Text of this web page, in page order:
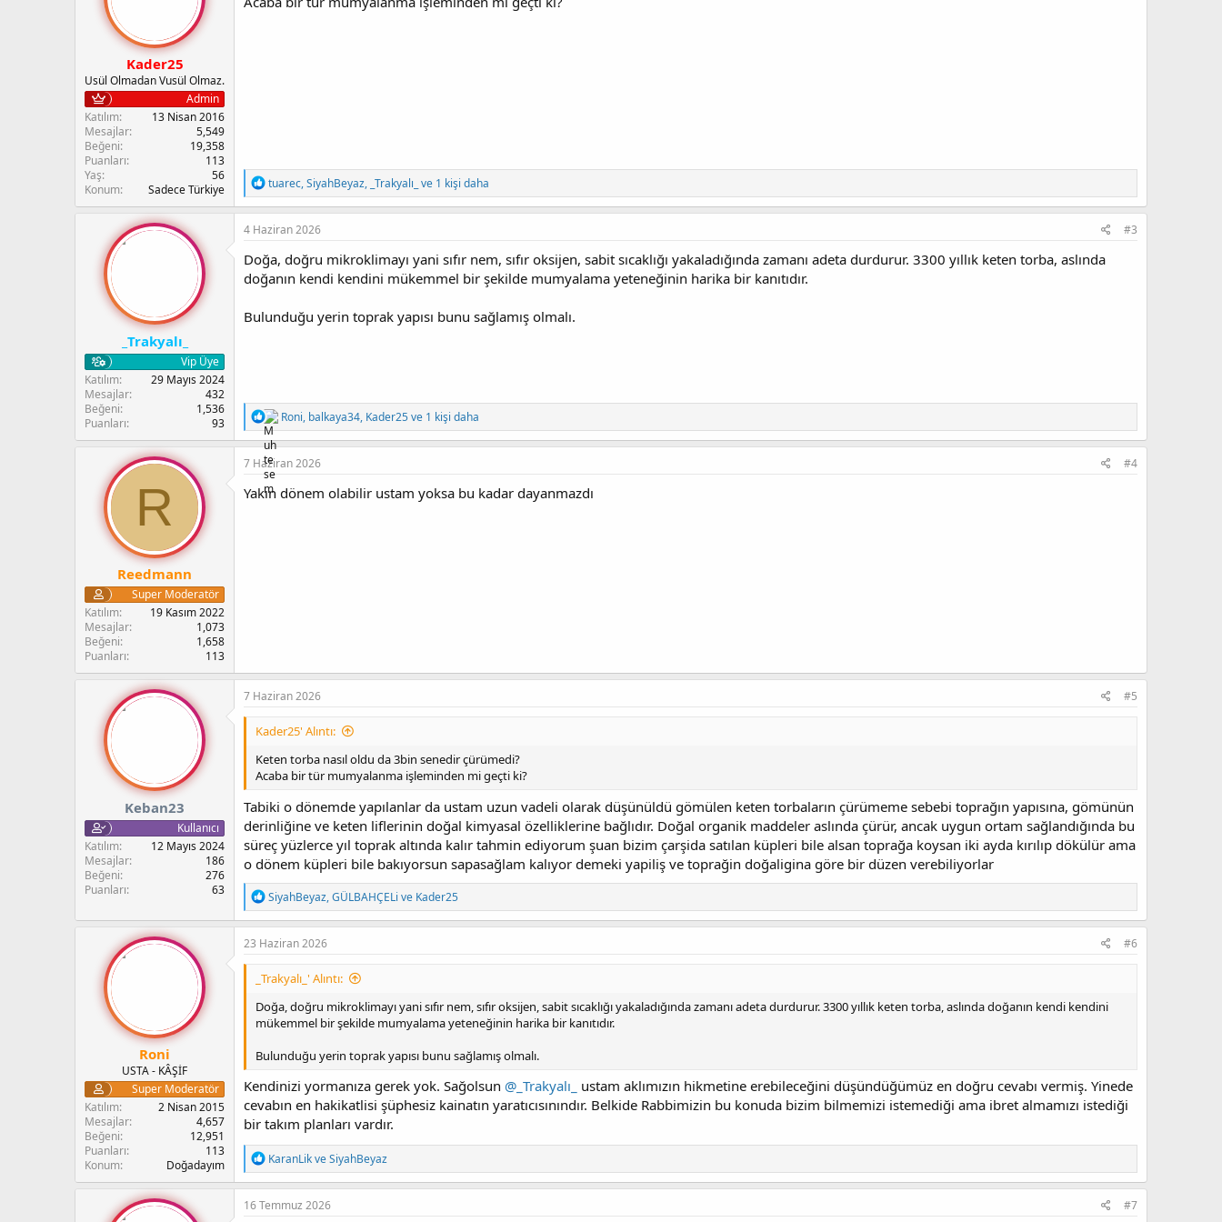
r
Kader25
Usül Olmadan Vusül Olmaz.
Admin
Katılım
13 Nisan 2016
Mesajlar
5,549
Beğeni
19,358
Puanları
113
Yaş
56
Konum
Sadece Türkiye
T
e
p
k
l
e
r
tuarec,SiyahBeyaz, _Trakyalı_ ve 1 kişi daha
_Trakyalı_
Vip Üye
Katılım
29 Mayıs 2024
Mesajlar
432
Beğeni
1,536
Puanları
93
4 Haziran 2026 #3
Doğa, doğru mikroklimayı yani sıfır nem, sıfır oksijen, sabit sıcaklığı yakaladığında zamanı adeta durdurur. 3300 yıllık keten torba, aslında
doğanın kendi kendini mükemmel bir şekilde mumyalama yeteneğinin harika bir kanıtıdır.
Bulunduğu yerin toprak yapısı bunu sağlamış olmalı.
T
e
p
k
l
e
Roni, balkaya34, Kader25ve 1 kişi daha
R
Reedmann
Super Moderatör
Katılım
19 Kasım 2022
Mesajlar
1,073
Beğeni
1,658
Puanları
113
7 Haziran 2026 #4
Yakın dönem olabilir ustam yoksa bu kadar dayanmazdı
Keban23
Kullanıcı
Katılım
12 Mayıs 2024
Mesajlar
186
Beğeni
276
Puanları
63
7 Haziran 2026 #5
Kader25' Alıntı:
Keten torba nasıl oldu da 3bin senedir çürümedi?
Acaba bir tür mumyalanma işleminden mi geçti ki?
Tabiki o dönemde yapılanlar da ustam uzun vadeli olarak düşünüldü gömülen keten torbaların çürümeme sebebi toprağın yapısına, gömünün
derinliğine ve keten liflerinin doğal kimyasal özelliklerine bağlıdır. Doğal organik maddeler aslında çürür, ancak uygun ortam sağlandığında bu
süreç yüzlerce yıl toprak altında kalır tahmin ediyorum şuan bizim çarşida satılan küpleri bile alsan toprağa koysan iki ayda kırılıp dökülür ama
o dönem küpleri bile bakıyorsun sapasağlam kalıyor demeki yapiliş ve toprağin doğaligina göre bir düzen verebiliyorlar
T
e
p
k
e
:
SiyahBeyaz,GÜLBAHÇELi ve Kader25
Roni
USTA - KÂŞİF
Super Moderatör
Katılım
2 Nisan 2015
Mesajlar
4,657
Beğeni
12,951
Puanları
113
Konum
Doğadayım
23 Haziran 2026 #6
_Trakyalı_' Alıntı:
Doğa, doğru mikroklimayı yani sıfır nem, sıfır oksijen, sabit sıcaklığı yakaladığında zamanı adeta durdurur. 3300 yıllık keten torba, aslında doğanın kendi kendini
mükemmel bir şekilde mumyalama yeteneğinin harika bir kanıtıdır.
Bulunduğu yerin toprak yapısı bunu sağlamış olmalı.
Kendinizi yormanıza gerek yok. Sağolsun @_Trakyalı_
ustam aklımızın hikmetine erebileceğini düşündüğümüz en doğru cevabı vermiş. Yinede
cevabın en hakikatlisi şüphesiz kainatın yaratıcısınındır. Belkide Rabbimizin bu konuda bizim bilmemizi istemediği ama ibret almamızı istediği
bir takım planları vardır.
T
e
p
k
KaranLikveSiyahBeyaz
16 Temmuz 2026 #7